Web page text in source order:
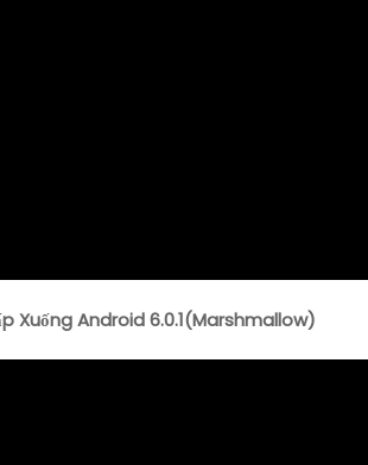
Xuống Android 6.0.1(Marshmallow)